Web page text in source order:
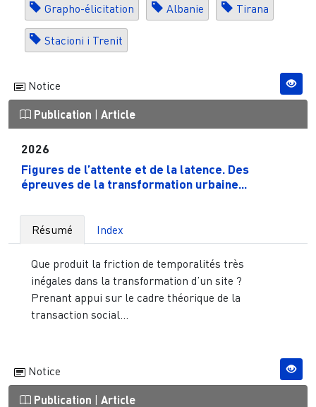
Grapho-élicitation Albanie Tirana
Stacioni i Trenit
Notice
Publication | Article
2026
Figures de l’attente et de la latence. Des
épreuves de la transformation urbaine...
Résumé Index
Que produit la friction de temporalités très
inégales dans la transformation d’un site ?
Prenant appui sur le cadre théorique de la
transaction social...
Notice
Publication Article